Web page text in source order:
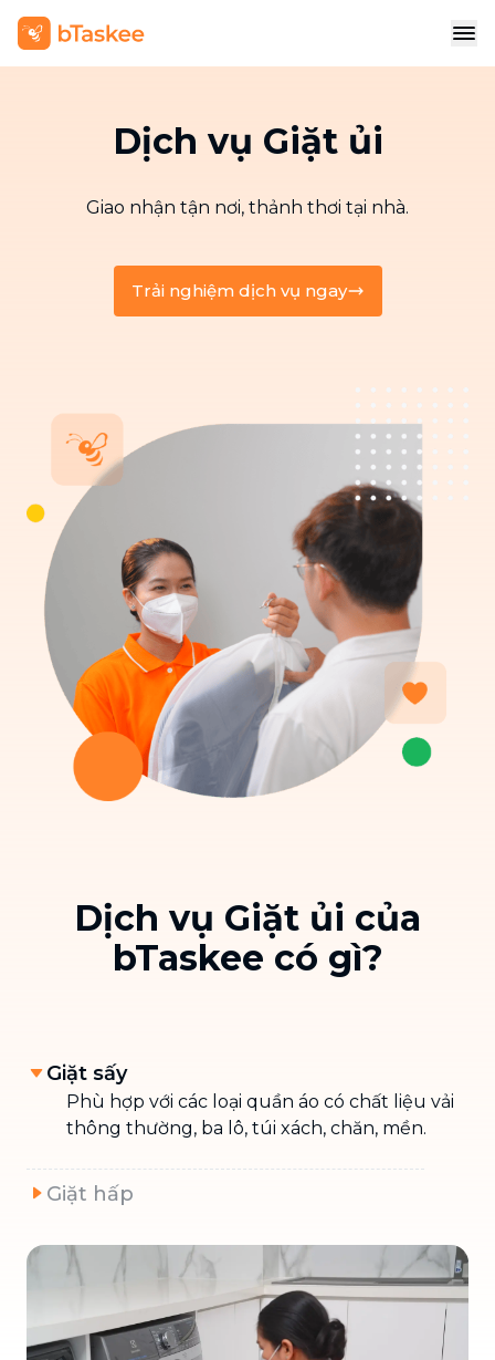
Dịch vụ Giặt ủi
Giao nhận tận nơi, thảnh thơi tại nhà.
Trải nghiệm dịch vụ ngay
Dịch vụ Giặt ủi của
bTaskee có gì?
Giặt sấy
Phù hợp với các loại quần áo có chất liệu vải
thông thường, ba lô, túi xách, chăn, mền.
Giặt hấp